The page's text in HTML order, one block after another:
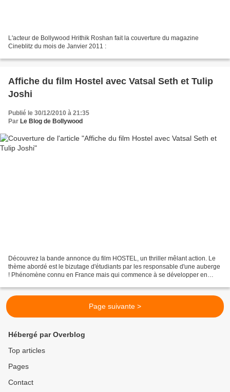
L'acteur de Bollywood Hrithik Roshan fait la couverture du magazine
Cineblitz du mois de Janvier 2011 :
Affiche du film Hostel avec Vatsal Seth et Tulip
Joshi
Publié le 30/12/2010 à 21:35
Par Le Blog de Bollywood
Découvrez la bande annonce du film HOSTEL, un thriller mêlant action. Le
thème abordé est le bizutage d'étudiants par les responsable d'une auberge
! Phénomène connu en France mais qui commence à se développer en
Page suivante >
Hébergé par Overblog
Top articles
Pages
Contact